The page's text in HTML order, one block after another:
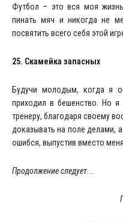
Футбол – это вся моя
пинать мяч и никогда не
посвятить всего себя этой
25. Скамейка запасных
Будучи молодым, когда я
приходил в бешенство. Но я
тренеру, благодаря своему
доказывать на поле делами,
ошибся, выпустив вместо
Продолжение следует...